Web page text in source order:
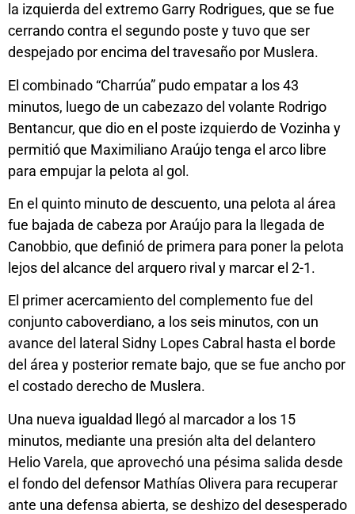
la izquierda del extremo Garry Rodrigues, que se fue
cerrando contra el segundo poste y tuvo que ser
despejado por encima del travesaño por Muslera.
El combinado “Charrúa” pudo empatar a los 43
minutos, luego de un cabezazo del volante Rodrigo
Bentancur, que dio en el poste izquierdo de Vozinha y
permitió que Maximiliano Araújo tenga el arco libre
para empujar la pelota al gol.
En el quinto minuto de descuento, una pelota al área
fue bajada de cabeza por Araújo para la llegada de
Canobbio, que definió de primera para poner la pelota
lejos del alcance del arquero rival y marcar el 2-1.
El primer acercamiento del complemento fue del
conjunto caboverdiano, a los seis minutos, con un
avance del lateral Sidny Lopes Cabral hasta el borde
del área y posterior remate bajo, que se fue ancho por
el costado derecho de Muslera.
Una nueva igualdad llegó al marcador a los 15
minutos, mediante una presión alta del delantero
Helio Varela, que aprovechó una pésima salida desde
el fondo del defensor Mathías Olivera para recuperar
ante una defensa abierta, se deshizo del desesperado